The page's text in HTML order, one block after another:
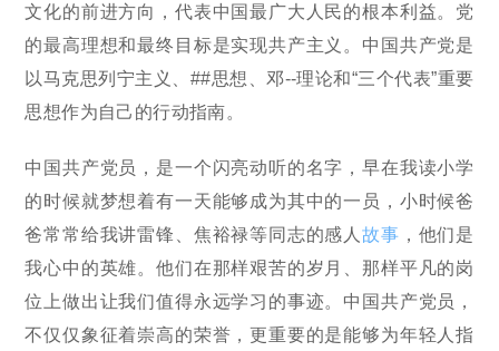
文化的前进方向，代表中国最广大人民的根本利益。党
的最高理想和最终目标是实现共产主义。中国共产党是
以马克思列宁主义、##思想、邓--理论和“三个代表”重要
思想作为自己的行动指南。
中国共产党员，是一个闪亮动听的名字，早在我读小学
的时候就梦想着有一天能够成为其中的一员，小时候爸
爸常常给我讲雷锋、焦裕禄等同志的感人故事 ，他们是
我心中的英雄。他们在那样艰苦的岁月、那样平凡的岗
位上做出让我们值得永远学习的事迹。中国共产党员，
不仅仅象征着崇高的荣誉，更重要的是能够为年轻人指